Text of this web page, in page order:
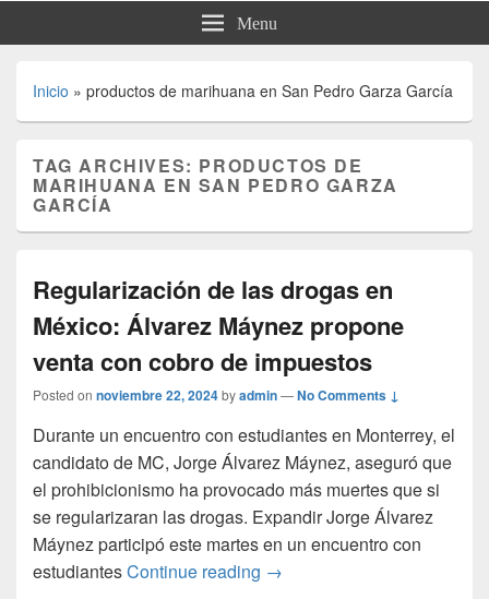
Menu
Inicio » productos de marihuana en San Pedro Garza García
TAG ARCHIVES: PRODUCTOS DE
MARIHUANA EN SAN PEDRO GARZA
GARCÍA
Regularización de las drogas en
México: Álvarez Máynez propone
venta con cobro de impuestos
Posted on noviembre 22, 2024byadmin—No Comments ↓
Durante un encuentro con estudiantes en Monterrey, el
candidato de MC, Jorge Álvarez Máynez, aseguró que
el prohibicionismo ha provocado más muertes que si
se regularizaran las drogas. Expandir Jorge Álvarez
Máynez participó este martes en un encuentro con
estudiantesContinue reading Regularización de las
→